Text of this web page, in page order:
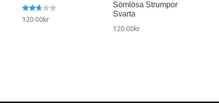
Betyg
satt
120.00kr
Sömlösa Strumpor
Svarta
120.00kr